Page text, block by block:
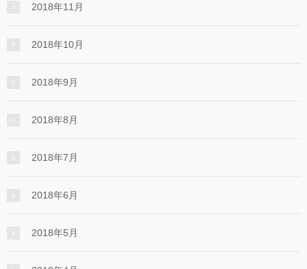
2018年11月
2018年10月
2018年9月
2018年8月
2018年7月
2018年6月
2018年5月